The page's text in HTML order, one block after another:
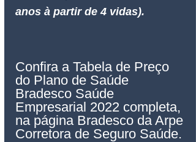
anos à partir de 4 vidas).
Confira a Tabela de Preço
do Plano de Saúde
Bradesco Saúde
Empresarial 2022 completa,
na página Bradesco da Arpe
Corretora de Seguro Saúde.